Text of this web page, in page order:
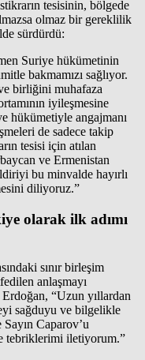
tesisinin, bölgede
olmaz bir gereklilik
sürdürdü:
Suriye hükümetinin
bakmamızı sağlıyor.
birliğini muhafaza
iyileşmesine
hükümetiyle angajmanı
de sadece takip
tesisi için atılan
ve Ermenistan
bu minvalde hayırlı
diliyoruz.”
olarak ilk adımı
sınır birleşim
anlaşmayı
Erdoğan, “Uzun yıllardan
sağduyu ve bilgelikle
Caparov’u
tebriklerimi iletiyorum.”